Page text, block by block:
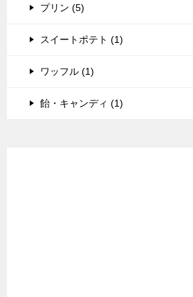
プリン (5)
スイートポテト (1)
ワッフル (1)
飴・キャンディ (1)